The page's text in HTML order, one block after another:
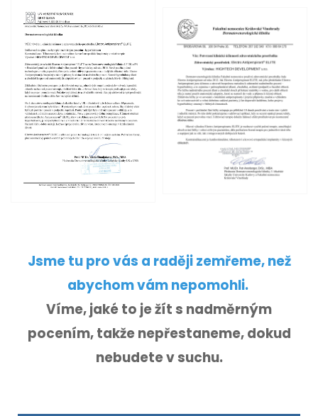
Jsme tu pro vás a raději zemřeme, než
abychom vám nepomohli.
Víme, jaké to je žít s nadměrným
pocením,takže nepřestaneme, dokud
nebudete v suchu.